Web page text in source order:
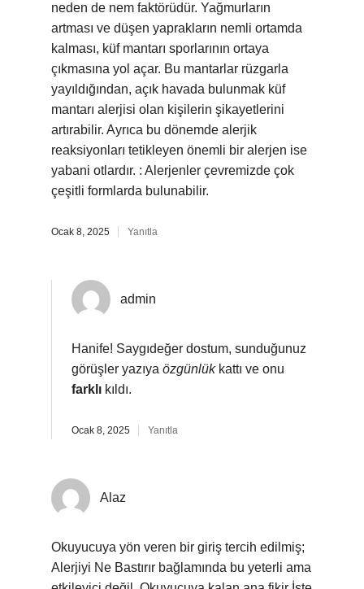
neden de nem faktörüdür. Yağmurların
artması ve düşen yaprakların nemli ortamda
kalması, küf mantarı sporlarının ortaya
çıkmasına yol açar. Bu mantarlar rüzgarla
yayıldığından, açık havada bulunmak küf
mantarı alerjisi olan kişilerin şikayetlerini
artırabilir. Ayrıca bu dönemde alerjik
reaksiyonları tetikleyen önemli bir alerjen ise
yabani otlardır. : Alerjenler çevremizde çok
çeşitli formlarda bulunabilir.
Ocak 8, 2025 Yanıtla
admin
Hanife! Saygıdeğer dostum, sunduğunuz
görüşler yazıya özgünlükkattı ve onu
farklı kıldı.
Ocak 8, 2025 Yanıtla
Alaz
Okuyucuya yön veren bir giriş tercih edilmiş;
Alerjiyi Ne Bastırır bağlamında bu yeterli ama